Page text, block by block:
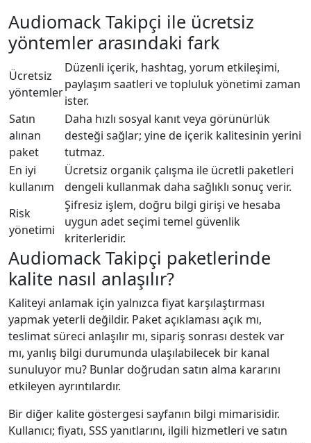
Audiomack Takipçi ile ücretsiz
yöntemler arasındaki fark
Ücretsiz
yöntemler
Düzenli içerik, hashtag, yorum etkileşimi,
paylaşım saatleri ve topluluk yönetimi zaman
ister.
Satın
alınan
paket
Daha hızlı sosyal kanıt veya görünürlük
desteği sağlar; yine de içerik kalitesinin yerini
tutmaz.
En iyi
kullanım
Ücretsiz organik çalışma ile ücretli paketleri
dengeli kullanmak daha sağlıklı sonuç verir.
Risk
yönetimi
Şifresiz işlem, doğru bilgi girişi ve hesaba
uygun adet seçimi temel güvenlik
kriterleridir.
Audiomack Takipçi paketlerinde
kalite nasıl anlaşılır?
Kaliteyi anlamak için yalnızca fiyat karşılaştırması
yapmak yeterli değildir. Paket açıklaması açık mı,
teslimat süreci anlaşılır mı, sipariş sonrası destek var
mı, yanlış bilgi durumunda ulaşılabilecek bir kanal
sunuluyor mu? Bunlar doğrudan satın alma kararını
etkileyen ayrıntılardır.
Bir diğer kalite göstergesi sayfanın bilgi mimarisidir.
Kullanıcı; fiyatı, SSS yanıtlarını, ilgili hizmetleri ve satın